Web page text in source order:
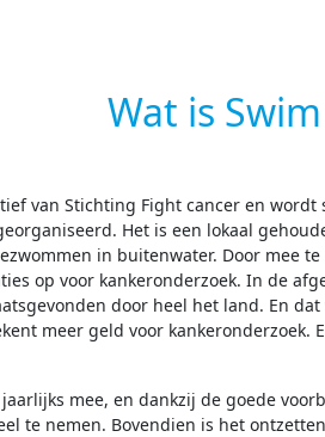
Wat is
van Stichting Fight cancer en wordt
Het is een lokaal
in buitenwater. Door mee
op voor kankeronderzoek. In de
door heel het land. En
meer geld voor kankeronderzoek.
mee, en dankzij de goede
te nemen. Bovendien is het